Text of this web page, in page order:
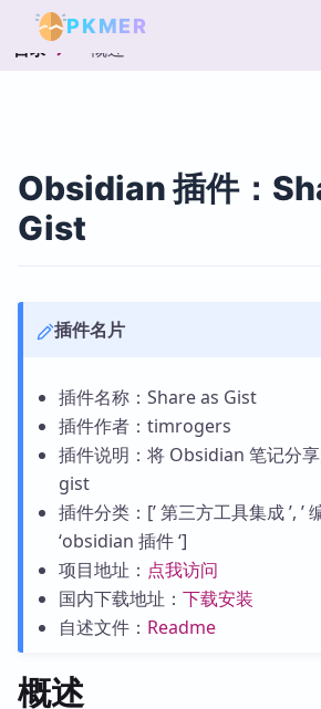
PKMER
目录 概述
Obsidian 插件：
Gist
插件名片
插件名称：Share as Gist
插件作者：timrogers
插件说明：将 Obsidian 笔记分
gist
插件分类：[’ 第三方工具集成 ’, ’
‘obsidian 插件 ‘]
项目地址： 点我访问
国内下载地址： 下载安装
自述文件： Readme
概述